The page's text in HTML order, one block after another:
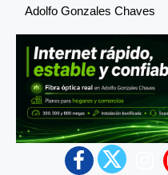
Adolfo Gonzales Chaves